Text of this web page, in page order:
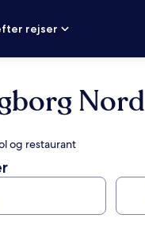
rejser
Nord
og restaurant